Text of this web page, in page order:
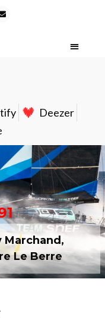
Deezer
Le Berre